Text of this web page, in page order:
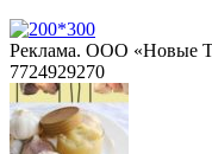
Реклама. ООО «Новые
7724929270